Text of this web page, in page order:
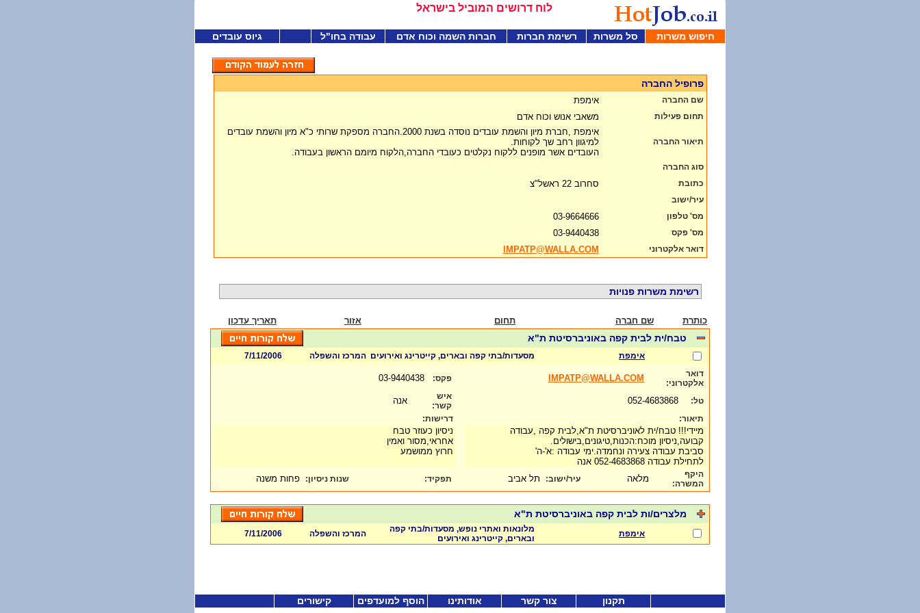
לוח דרושים המוביל בישראל
חיפוש משרות סל משרות רשימת חברות חברות השמה וכוח אדם עבודה בחו"ל גיוס עובדים
פרופיל החברה
שם החברה אימפת
תחום פעילות משאבי אנוש וכוח אדם
תיאור החברה
אימפת ,חברת מיון והשמת עובדים נוסדה בשנת 2000.החברה מספקת שרותי כ"א מיון והשמת עובדים
למיגוון רחב שך לקוחות.
העובדים אשר מופנים ללקוח נקלטים כעובדי החברה,הלקוח מיומם הראשון בעבודה.
סוג החברה
כתובת
סחרוב 22 ראשל"צ
עיר/ישוב
מס' טלפון
03-9664666
מס' פקס 03-9440438
דואר אלקטרוני IMPATP@WALLA.COM
רשימת משרות פנויות
כותרת שם חברה תחום אזור תאריך עדכון
טבח/ית לבית קפה באוניברסיטת ת"א
אימפת מסעדות/בתי קפה ובארים, קייטרינג ואירועים המרכז והשפלה
7/11/2006
דואר
אלקטרוני:
IMPATP@WALLA.COM פקס:
טל:
איש
קשר:
אנה
תיאור:
מיידי!!! טבח/ית לאוניברסיטת ת"א,לבית קפה ,עבודה
קבועה,ניסיון מוכח:הכנות,טיגונים,בישולים.
סביבת עבודה צעירה ונחמדה.ימי עבודה :א'-ה'
לתחילת עבודה 052-4683868 אנה
דרישות:
ניסיון כעוזר טבח
אחראי,מסור ואמין
חרוץ ממושמע
היקף
המשרה:
מלאה עיר/ישוב: תל אביב תפקיד: שנות ניסיון: פחות משנה
מלצרים/ות לבית קפה באוניברסיטת ת"א
אימפת
מלונאות ואתרי נופש, מסעדות/בתי קפה
ובארים, קייטרינג ואירועים
המרכז והשפלה 7/11/2006
תקנון צור קשר אודותינו הוסף למועדפים קישורים